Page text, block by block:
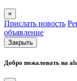
×
Прислать новость
объявление
Закрыть
Добро пожаловать на